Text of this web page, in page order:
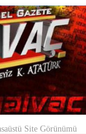
Site Görünümü